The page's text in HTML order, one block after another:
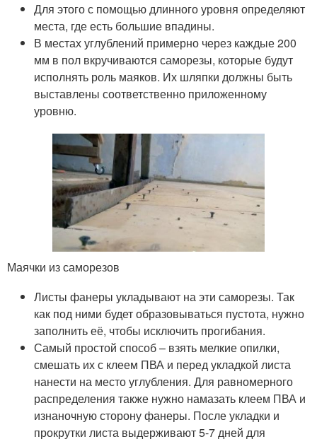
Для этого с помощью длинного уровня определяют
места, где есть большие впадины.
В местах углублений примерно через каждые 200
мм в пол вкручиваются саморезы, которые будут
исполнять роль маяков. Их шляпки должны быть
выставлены соответственно приложенному
уровню.
Маячки из саморезов
Листы фанеры укладывают на эти саморезы. Так
как под ними будет образовываться пустота, нужно
заполнить её, чтобы исключить прогибания.
Самый простой способ – взять мелкие опилки,
смешать их с клеем ПВА и перед укладкой листа
нанести на место углубления. Для равномерного
распределения также нужно намазать клеем ПВА и
изнаночную сторону фанеры. После укладки и
прокрутки листа выдерживают 5-7 дней для